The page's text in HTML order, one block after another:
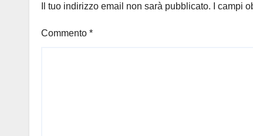
Il tuo indirizzo email non sarà pubblicato. I campi
Commento *